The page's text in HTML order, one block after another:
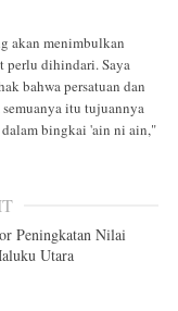
akan menimbulkan
perlu dihindari. Saya
bahwa persatuan dan
itu tujuannya
bingkai 'ain ni ain,"
Peningkatan Nilai
Utara